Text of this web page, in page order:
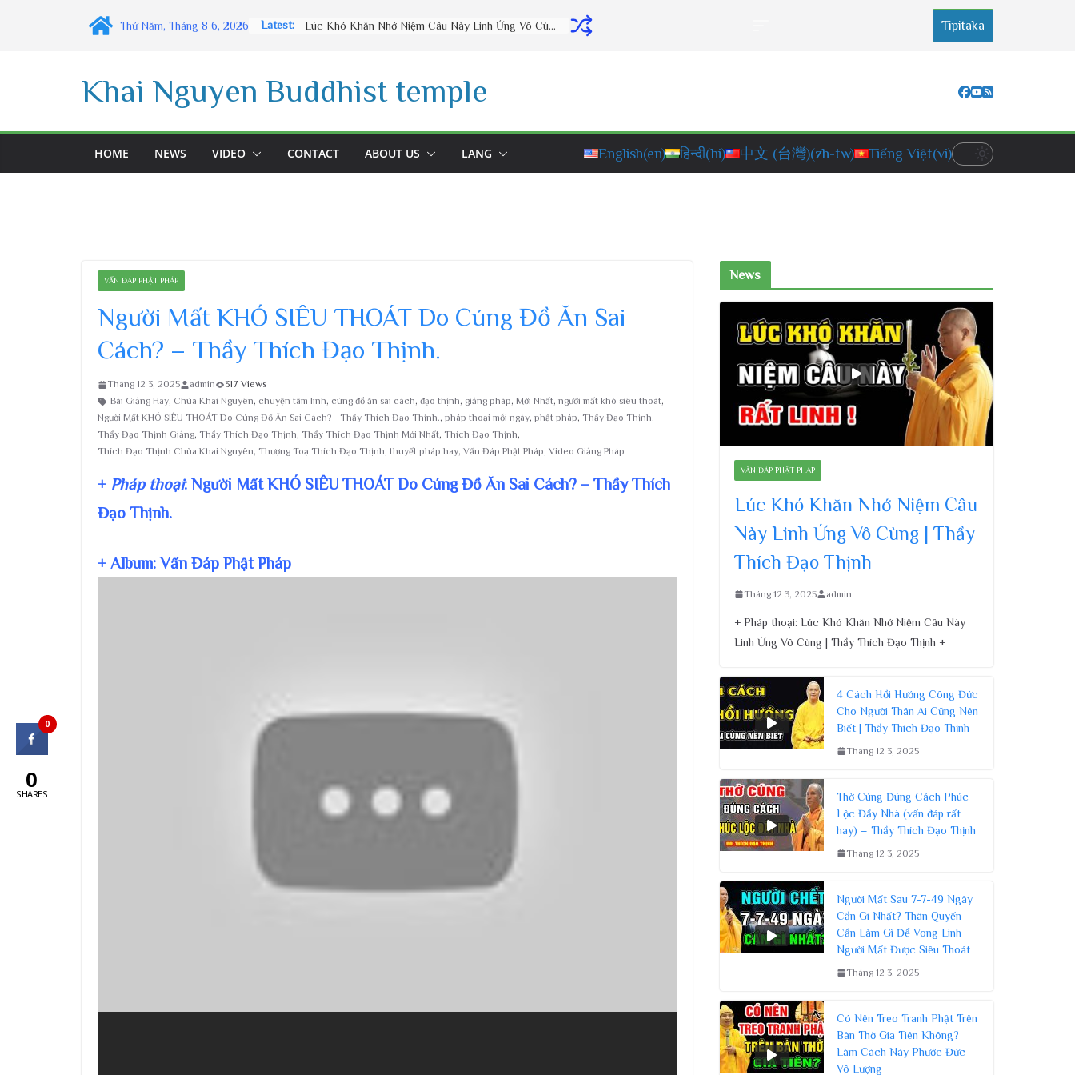
Thứ Năm, Tháng 8 6, 2026 Latest: 4 Cách Hồi Hướng Công Đức Cho Người Thân Ai Cũng Nên Biết | Thầy Thích Đạo Thịnh Tipitaka
Khai Nguyen Buddhist temple
HOME NEWS VIDEO CONTACT ABOUT US LANG English(en) हिन्दी(hi) 中文 (台灣)(zh-tw) Tiếng Việt(vi)
VẤN ĐÁP PHẬT PHÁP
Người Mất KHÓ SIÊU THOÁT Do Cúng Đồ Ăn Sai
Cách? – Thầy Thích Đạo Thịnh.
Tháng 12 3, 2025 admin
317 Views
Bài Giảng Hay, Chùa Khai Nguyên, chuyện tâm linh, cúng đồ ăn sai cách, đạo thịnh, giảng pháp, Mới Nhất, người mất khó siêu thoát,
Người Mất KHÓ SIÊU THOÁT Do Cúng Đồ Ăn Sai Cách? - Thầy Thích Đạo Thịnh., pháp thoại mỗi ngày, phật pháp, Thầy Đạo Thịnh,
Thầy Đạo Thịnh Giảng, Thầy Thích Đạo Thịnh, Thầy Thích Đạo Thịnh Mới Nhất, Thích Đạo Thịnh,
Thích Đạo Thịnh Chùa Khai Nguyên, Thượng Toạ Thích Đạo Thịnh, thuyết pháp hay, Vấn Đáp Phật Pháp, Video Giảng Pháp
+ Pháp thoại: Người Mất KHÓ SIÊU THOÁT Do Cúng Đồ Ăn Sai Cách? – Thầy Thích
Đạo Thịnh.
+ Album: Vấn Đáp Phật Pháp
News
VẤN ĐÁP PHẬT PHÁP
Lúc Khó Khăn Nhớ Niệm Câu
Này Linh Ứng Vô Cùng | Thầy
Thích Đạo Thịnh
Tháng 12 3, 2025 admin
+ Pháp thoại: Lúc Khó Khăn Nhớ Niệm Câu Này
Linh Ứng Vô Cùng | Thầy Thích Đạo Thịnh +
4 Cách Hồi Hướng Công Đức
Cho Người Thân Ai Cũng Nên
Biết | Thầy Thích Đạo Thịnh
Tháng 12 3, 2025
Thờ Cúng Đúng Cách Phúc
Lộc Đầy Nhà (vấn đáp rất
hay) – Thầy Thích Đạo Thịnh
Tháng 12 3, 2025
Người Mất Sau 7-7-49 Ngày
Cần Gì Nhất? Thân Quyến
Cần Làm Gì Để Vong Linh
Người Mất Được Siêu Thoát
Tháng 12 3, 2025
Có Nên Treo Tranh Phật Trên
Bàn Thờ Gia Tiên Không?
Làm Cách Này Phước Đức
Vô Lượng
0
0
SHARES